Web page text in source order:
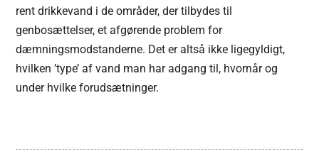
rent drikkevand i de områder, der tilbydes til
genbosættelser, et afgørende problem for
dæmningsmodstanderne. Det er altså ikke ligegyldigt,
hvilken ’type’ af vand man har adgang til, hvornår og
under hvilke forudsætninger.